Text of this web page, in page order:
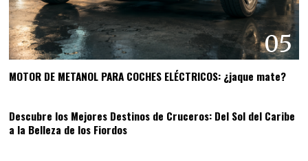
05
MOTOR DE METANOL PARA COCHES ELÉCTRICOS: ¿jaque mate?
06
Descubre los Mejores Destinos de Cruceros: Del Sol del Caribe
a la Belleza de los Fiordos